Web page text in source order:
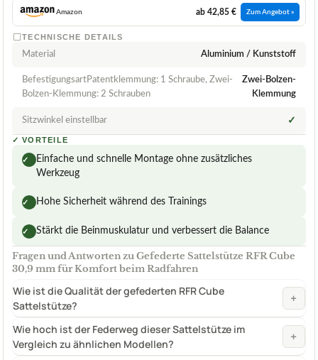
Amazon ab 42,85 € Zum Angebot »
TECHNISCHE DETAILS
Material Aluminium / Kunststoff
BefestigungsartPatentklemmung: 1 Schraube, Zwei-
Bolzen-Klemmung: 2 Schrauben
Zwei-Bolzen-
Klemmung
Sitzwinkel einstellbar ✓
✓ VORTEILE
✓
Einfache und schnelle Montage ohne zusätzliches
Werkzeug
✓ Hohe Sicherheit während des Trainings
✓ Stärkt die Beinmuskulatur und verbessert die Balance
Fragen und Antworten zu Gefederte Sattelstütze RFR Cube
30,9 mm für Komfort beim Radfahren
Wie ist die Qualität der gefederten RFR Cube
Sattelstütze?
+
Wie hoch ist der Federweg dieser Sattelstütze im
Vergleich zu ähnlichen Modellen?
+